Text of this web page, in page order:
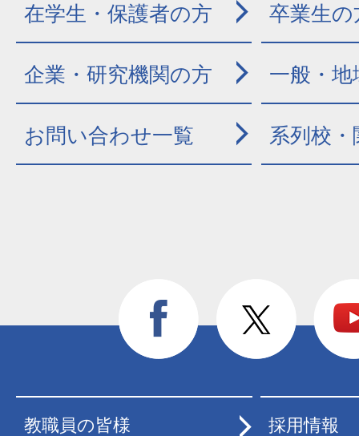
在学生・保護者の方 卒業生の
企業・研究機関の方 一般・地
お問い合わせ一覧 系列校
教職員の皆様 採用情報